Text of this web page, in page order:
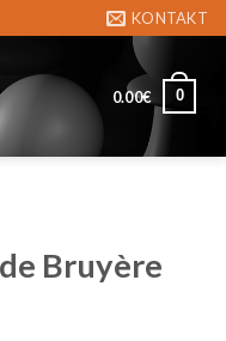
KONTAKT
0.00€ 0
Bruyère